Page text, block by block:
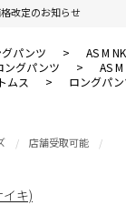
改定のお知らせ
パンツ >
AS M
ングパンツ >
AS
ムス > ロングパン
店舗受取可能
イキ)